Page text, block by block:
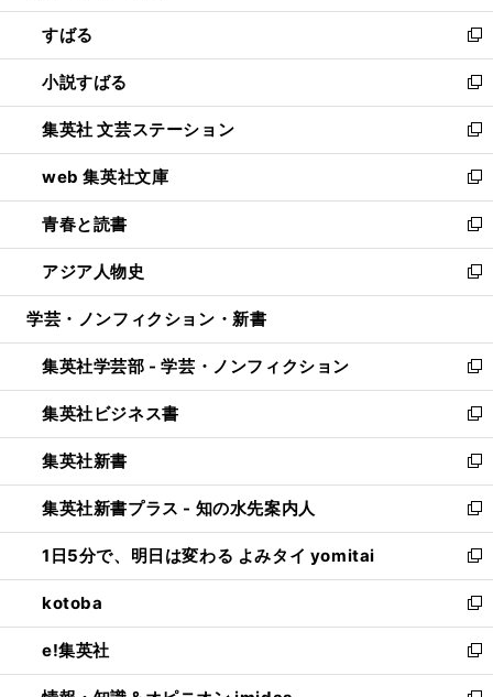
開
く
ウ
で
開
く
ン
ド
ウ
で
開
く
すばる
新
し
い
ウ
ィ
ン
ド
ウ
で
開
く
小説すばる
新
し
い
ウ
ィ
ン
ド
ウ
で
開
集英社 文芸ステーション
新
し
い
ウ
ィ
ン
ド
ウ
開
く
web 集英社文庫
新
し
い
ウ
ィ
ン
ウ
で
開
く
青春と読書
新
し
い
ウ
ン
ド
ウ
で
開
く
アジア人物史
新
し
ウ
ィ
ン
ド
ウ
で
開
く
学芸・ノンフィクション・新書
集英社学芸部 - 学芸・ノンフィクション
新
し
い
ウ
ィ
ン
ド
ウ
で
開
く
集英社ビジネス書
新
し
い
ウ
ィ
ン
ド
ウ
で
開
く
集英社新書
新
し
い
ウ
ィ
ン
ド
ウ
で
開
集英社新書プラス - 知の水先案内人
新
し
い
ウ
ィ
ン
ド
ウ
1日5分で、明日は変わる よみタイ yomitai
新
し
い
ウ
ィ
ン
kotoba
新
し
い
ウ
e!集英社
新
し